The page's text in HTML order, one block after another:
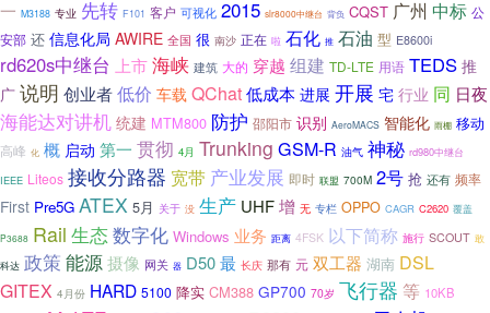
一 M3188 专业 先转 F101 客户 可视化 2015 slr8000中继台 背负 CQST 广州 中标 公
安部 还 信息化局 AWIRE 全国 很 南沙 正在 啦 石化 推 石油 型 E8600i
rd620s中继台 上市海峡 建筑 大的 穿越 组建 TD-LTE 用语 TEDS 推
广 说明 创业者低价 车载 QChat低成本 进展 开展 宅 行业 同 日夜
海能达对讲机 统建 MTM800 防护 邵阳市 识别 AeroMACS 智能化 雨棚 移动
高峰 化 概 启动 第一 贯彻 4月 Trunking GSM-R 油气 神秘 rd980中继台
IEEE Liteos 接收分路器 宽带 产业发展 即时 联盟 700M 2号 抢 还有 频率
First Pre5G ATEX 5月 关于 没 生产 UHF增 无 专栏 OPPO CAGR C2620 覆盖
P3688 Rail 生态数字化 Windows 业务 距离 4FSK 以下简称 施行 SCOUT 敢
科达 政策 能源摄像 网关 器 D50最 长庆 那有 元 双工器 湖南 DSL
GITEX 4月份 HARD 5100 降实 CM388 GP700 70岁 飞行器 等 10KB